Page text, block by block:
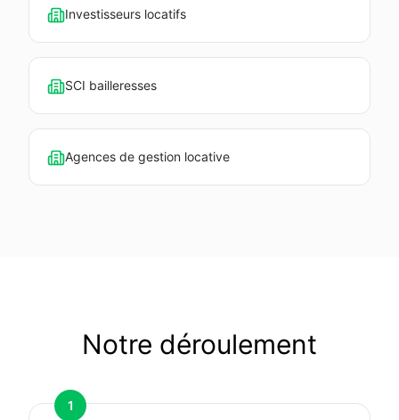
Investisseurs locatifs
SCI bailleresses
Agences de gestion locative
Notre déroulement
1